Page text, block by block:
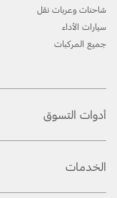
شاحنات وعربات نقل
سيارات الأداء
جميع المركبات
أدوات التسوق
الخدمات